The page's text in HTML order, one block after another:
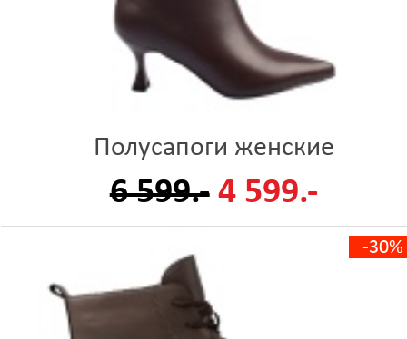
Полусапоги женские
6 599.- 4 599.-
-30%